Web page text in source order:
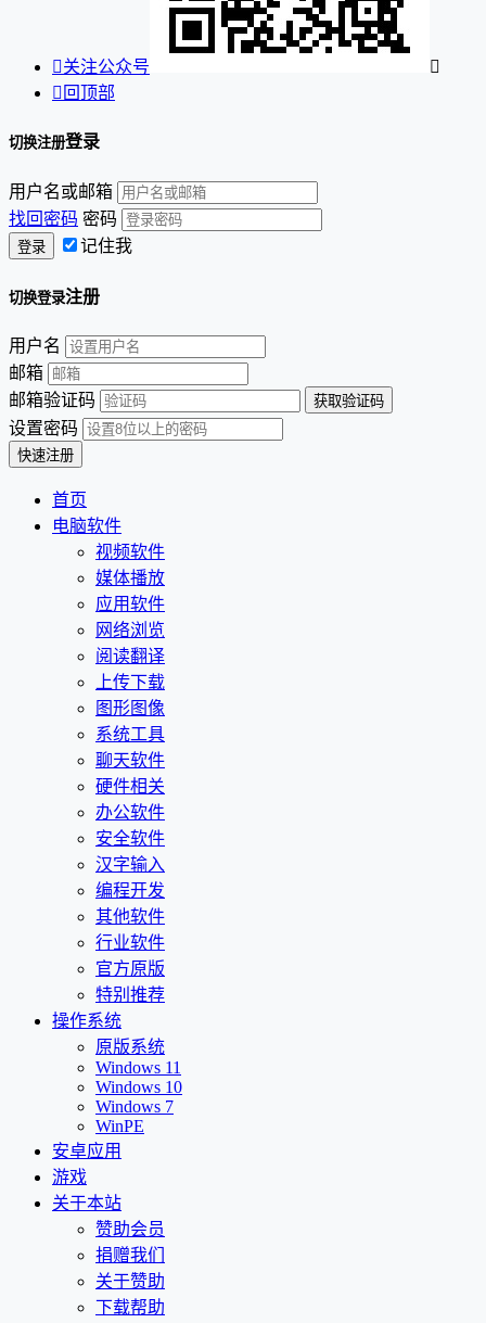
关注公众号

 回顶部
切换注册登录
用户名或邮箱
找回密码 密码
记住我
切换登录注册
用户名
邮箱
邮箱验证码
设置密码
首页
电脑软件
视频软件
媒体播放
应用软件
网络浏览
阅读翻译
上传下载
图形图像
系统工具
聊天软件
硬件相关
办公软件
安全软件
汉字输入
编程开发
其他软件
行业软件
官方原版
特别推荐
操作系统
原版系统
Windows 11
Windows 10
Windows 7
WinPE
安卓应用
游戏
关于本站
赞助会员
捐赠我们
关于赞助
下载帮助